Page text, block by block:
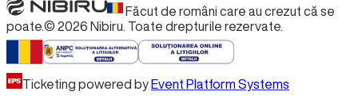
Făcut de români care au crezut că se
poate.© 2026 Nibiru. Toate drepturile rezervate.
Ticketing powered by Event Platform Systems